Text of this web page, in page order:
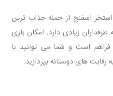
اسفنج از جمله جذاب ترین
زیادی دارد. امکان بازی
است و شما می توانید با
های دوستانه بپردازید.